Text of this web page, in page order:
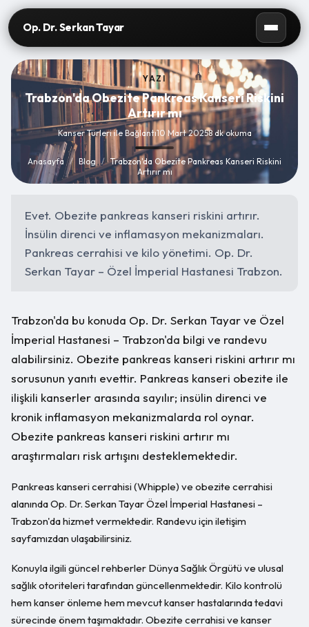
Op. Dr. Serkan Tayar
YAZI
Trabzon'da Obezite Pankreas Kanseri Riskini
Artırır mı
Kanser Türleri ile Bağlantı10 Mart 20258 dk okuma
Anasayfa / Blog / Trabzon'da Obezite Pankreas Kanseri Riskini
Artırır mı
Evet. Obezite pankreas kanseri riskini artırır.
İnsülin direnci ve inflamasyon mekanizmaları.
Pankreas cerrahisi ve kilo yönetimi. Op. Dr.
Serkan Tayar – Özel İmperial Hastanesi Trabzon.
Trabzon'da bu konuda Op. Dr. Serkan Tayar ve Özel
İmperial Hastanesi – Trabzon'da bilgi ve randevu
alabilirsiniz. Obezite pankreas kanseri riskini artırır mı
sorusunun yanıtı evettir. Pankreas kanseri obezite ile
ilişkili kanserler arasında sayılır; insülin direnci ve
kronik inflamasyon mekanizmalarda rol oynar.
Obezite pankreas kanseri riskini artırır mı
araştırmaları risk artışını desteklemektedir.
Pankreas kanseri cerrahisi (Whipple) ve obezite cerrahisi
alanında Op. Dr. Serkan Tayar Özel İmperial Hastanesi –
Trabzon'da hizmet vermektedir. Randevu için iletişim
sayfamızdan ulaşabilirsiniz.
Konuyla ilgili güncel rehberler Dünya Sağlık Örgütü ve ulusal
sağlık otoriteleri tarafından güncellenmektedir. Kilo kontrolü
hem kanser önleme hem mevcut kanser hastalarında tedavi
sürecinde önem taşımaktadır. Obezite cerrahisi ve kanser